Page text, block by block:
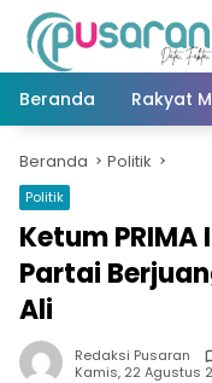
Langsung
konten
Beranda
Rakyat
Beranda Politik
Politik
Ketum
Partai
Ali
Redaksi Pusaran
Kamis, 22 Agustus